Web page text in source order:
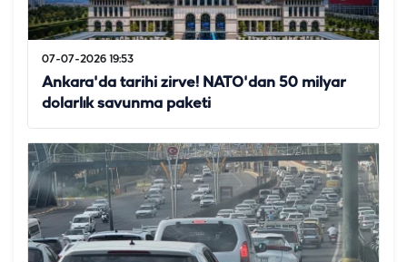
07-07-2026 19:53
Ankara'da tarihi zirve! NATO'dan 50 milyar
dolarlık savunma paketi